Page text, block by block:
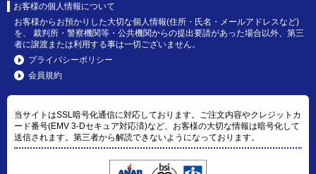
お客様の個人情報について
お客様からお預かりした大切な個人情報(住所・氏名・メールアドレスなど)
を、 裁判所・警察機関等・公共機関からの提出要請があった場合以外、第三
者に譲渡または利用する事は一切ございません。
プライバシーポリシー
会員規約
当サイトはSSL暗号化通信に対応しております。ご注文内容やクレジットカ
ード番号(EMV 3-Dセキュア対応済)など、お客様の大切な情報は暗号化して
送信されます。第三者から解読できないようになっております。